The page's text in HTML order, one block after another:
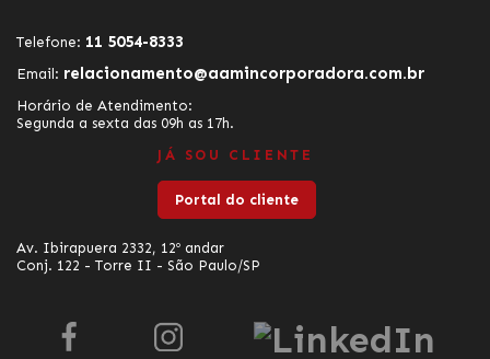
Telefone: 11 5054-8333
Email: relacionamento@aamincorporadora.com.br
Horário de Atendimento:
Segunda a sexta das 09h as 17h.
JÁ SOU CLIENTE
Portal do cliente
Av. Ibirapuera 2332, 12º andar
Conj. 122 - Torre II - São Paulo/SP